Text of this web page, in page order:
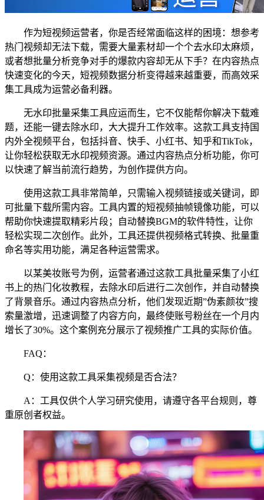
作为短视频运营者，你是否经常面临这样的困境：想参考
热门视频却无法下载，需要大量素材却一个个去水印太麻烦，
或者想批量分析竞争对手的爆款内容却无从下手？在内容热点
快速变化的今天，短视频数据分析变得越来越重要，而高效采
集工具成为运营必备利器。
无水印批量采集工具应运而生，它不仅能帮你解决下载难
题，还能一键去除水印，大大提升工作效率。这款工具支持国
内外全视频平台，包括抖音、快手、小红书、知乎和TikTok，
让你轻松获取无水印视频资源。通过内容热点分析功能，你可
以快速了解当前流行趋势，为创作提供方向。
使用这款工具非常简单，只需输入视频链接或关键词，即
可批量下载所需内容。工具内置的短视频抽帧镜像功能，可以
帮助你快速提取精彩片段；自动替换BGM的软件特性，让你
轻松实现二次创作。此外，工具还提供视频格式转换、批量重
命名等实用功能，满足各种运营需求。
以某美妆账号为例，运营者通过这款工具批量采集了小红
书上的热门化妆教程，去除水印后进行二次创作，并自动替换
了背景音乐。通过内容热点分析，他们发现近期”伪素颜妆”搜
索量激增，迅速调整了内容方向，最终使账号粉丝在一个月内
增长了30%。这个案例充分展示了视频推广工具的实际价值。
FAQ：
Q：使用这款工具采集视频是否合法？
A：工具仅供个人学习研究使用，请遵守各平台规则，尊
重原创者权益。